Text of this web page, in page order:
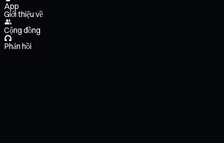
App
Giới thiệu về
Cộng đồng
Phản hồi